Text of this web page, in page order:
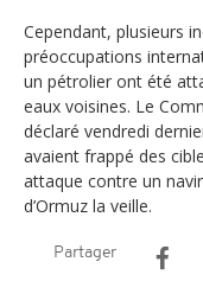
Cependant, plusieurs
préoccupations
un pétrolier ont été
eaux voisines. Le
déclaré vendredi
avaient frappé des
attaque contre un
d’Ormuz la veille.
Partager